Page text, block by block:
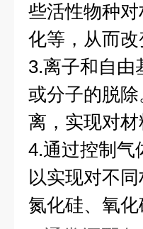
些活性物种
化等，从而改
3.离子和自由
或分子的脱
离，实现对
4.通过控制气
以实现对不
氮化硅、氧